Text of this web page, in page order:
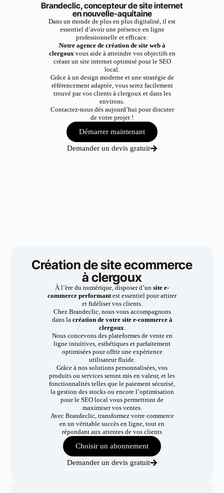
Brandeclic, concepteur de site internet
en nouvelle-aquitaine
Dans un monde de plus en plus digitalisé, il est
essentiel d’avoir une présence en ligne
professionnelle et efficace.
Notre agence de création de site web à
clergouxvous aide à atteindre vos objectifs en
créant un site internet optimisé pour le SEO
local.
Grâce à un design moderne et une stratégie de
référencement adaptée, vous serez facilement
trouvé par vos clients à clergoux et dans les
environs.
Contactez-nous dès aujourd’hui pour discuter
de votre projet !
Démarrer maintenant
Demander un devis gratuit
Création de site ecommerce
à clergoux
À l’ère du numérique, disposer d’un site e-
commerce performantest essentiel pour attirer
et fidéliser vos clients.
Chez Brandeclic, nous vous accompagnons
dans la création de votre site e-commerce à
clergoux.
Nous concevons des plateformes de vente en
ligne intuitives, esthétiques et parfaitement
optimisées pour offrir une expérience
utilisateur fluide.
Grâce à nos solutions personnalisées, vos
produits ou services seront mis en valeur, et les
fonctionnalités telles que le paiement sécurisé,
la gestion des stocks ou encore l’optimisation
pour le SEO local vous permettront de
maximiser vos ventes.
Avec Brandeclic, transformez votre commerce
en un véritable succès en ligne, tout en
répondant aux attentes de vos clients
Choisir un abonnement
Demander un devis gratuit